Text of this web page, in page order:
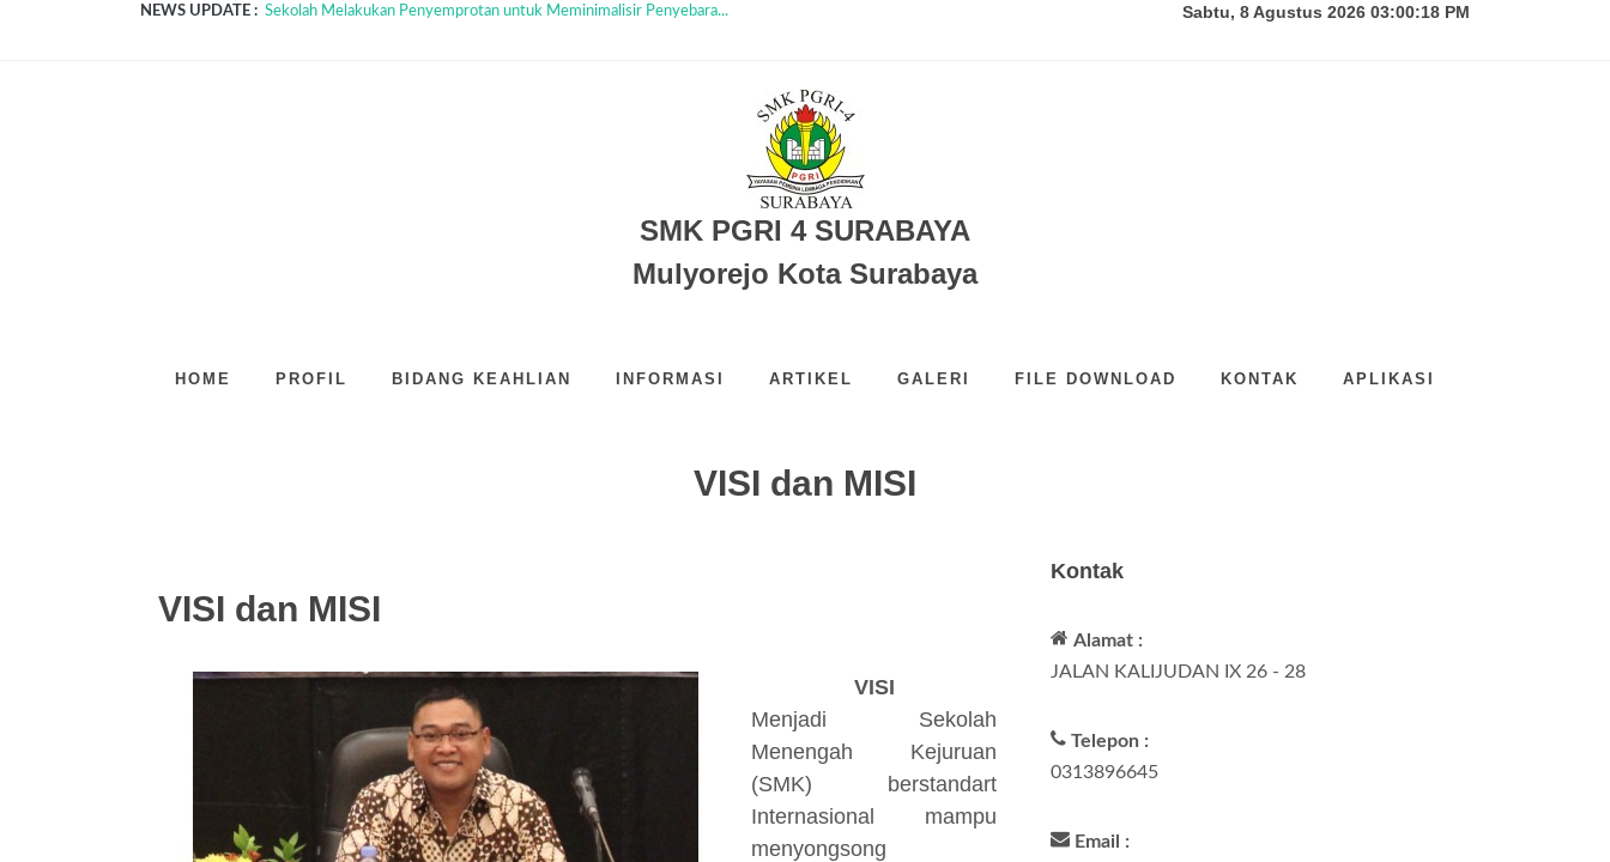
NEWS UPDATE : Sekolah Melakukan Penyemprotan untuk Meminimalisir Penyebara...
Sabtu, 8 Agustus 2026 03:00:19 PM
SMK PGRI 4 SURABAYA
Mulyorejo Kota Surabaya
HOME PROFIL BIDANG KEAHLIAN INFORMASI ARTIKEL GALERI FILE DOWNLOAD KONTAK APLIKASI
VISI dan MISI
VISI dan MISI
VISI
Menjadi Sekolah
Menengah Kejuruan
(SMK) berstandart
Internasional mampu
menyongsong
Kontak
Alamat :
JALAN KALIJUDAN IX 26 - 28
Telepon :
0313896645
Email :